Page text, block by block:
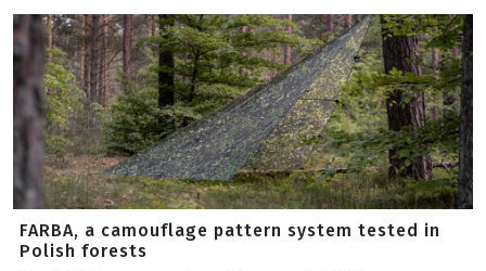
FARBA, a camouflage pattern system tested in
Polish forests